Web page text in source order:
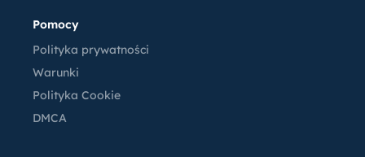
Pomocy
Polityka prywatności
Warunki
Polityka Cookie
DMCA